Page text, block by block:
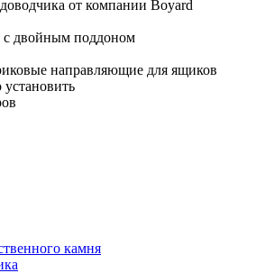
от компании Boyard
двойным поддоном
направляющие для ящиков
камня